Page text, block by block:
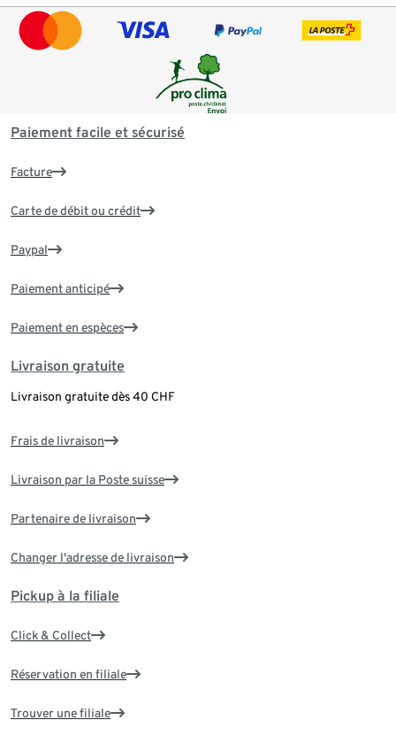
Paiement facile et sécurisé
Facture
Carte de débit ou crédit
Paypal
Paiement anticipé
Paiement en espèces
Livraison gratuite
Livraison gratuite dès 40 CHF
Frais de livraison
Livraison par la Poste suisse
Partenaire de livraison
Changer l'adresse de livraison
Pickup à la filiale
Click & Collect
Réservation en filiale
Trouver une filiale